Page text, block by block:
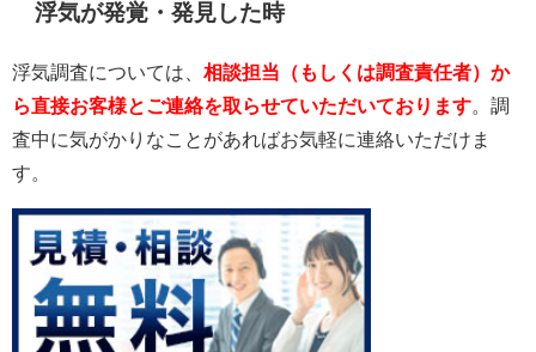
浮気が発覚・発見した時
浮気調査については、 相談担当（もしくは調査責任者）か
ら直接お客様とご連絡を取らせていただいております 。調
査中に気がかりなことがあればお気軽に連絡いただけま
す。